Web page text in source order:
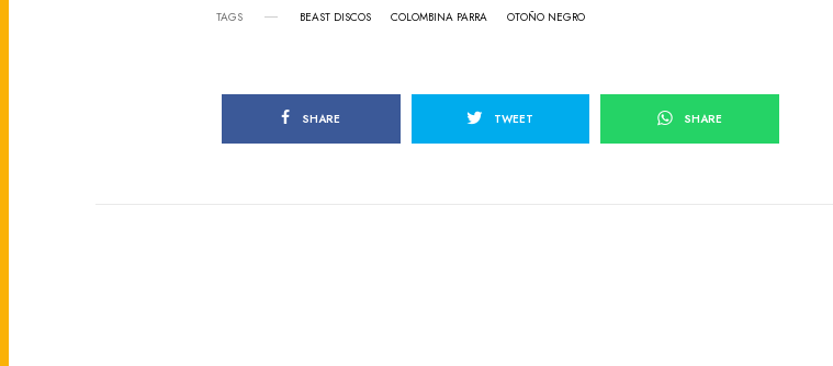
TAGS BEAST DISCOS COLOMBINA PARRA OTOÑO NEGRO
SHARE TWEET SHARE